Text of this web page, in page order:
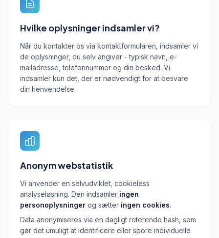
Hvilke oplysninger indsamler vi?
Når du kontakter os via kontaktformularen, indsamler vi
de oplysninger, du selv angiver - typisk navn, e-
mailadresse, telefonnummer og din besked. Vi
indsamler kun det, der er nødvendigt for at besvare
din henvendelse.
Anonym webstatistik
Vi anvender en selvudviklet, cookieless
analyseløsning. Den indsamler ingen
personoplysninger og sætter ingen cookies.
Data anonymiseres via en dagligt roterende hash, som
gør det umuligt at identificere eller spore individuelle